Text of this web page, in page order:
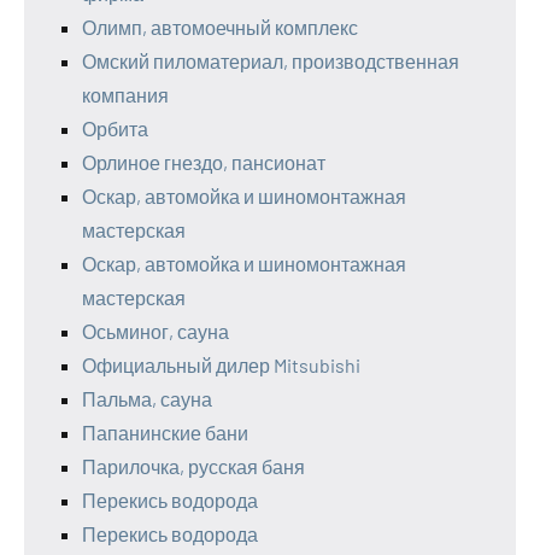
Олимп, автомоечный комплекс
Омский пиломатериал, производственная
компания
Орбита
Орлиное гнездо, пансионат
Оскар, автомойка и шиномонтажная
мастерская
Оскар, автомойка и шиномонтажная
мастерская
Осьминог, сауна
Официальный дилер Mitsubishi
Пальма, сауна
Папанинские бани
Парилочка, русская баня
Перекись водорода
Перекись водорода